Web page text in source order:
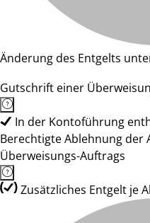
Änderung des Entgelts
Gutschrift einer
In der Kontoführung
Berechtigte Ablehnung der
Überweisungs-Auftrags
Zusätzliches Entgelt je